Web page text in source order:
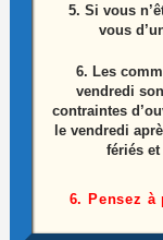
5. Si vous
vous
6. Les
vendredi
contraintes
le vendredi
fériés
6. Pensez à